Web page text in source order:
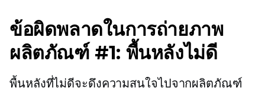
ข้อผิดพลาดในการถ่ายภาพ
ผลิตภัณฑ์ #1: พื้นหลังไม่ดี
พื้นหลังที่ไม่ดีจะดึงความสนใจไปจากผลิตภัณฑ์